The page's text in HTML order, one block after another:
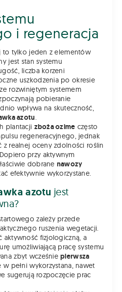
i regeneracja
to tylko jeden z elementów
jest stan systemu
liczba korzeni
uszkodzenia po okresie
rozwiniętym systemem
pobieranie
wpływa na skuteczność,
azotu.
plantacji zboża ozime często
regeneracyjnego, jednak
realnej oceny zdolności roślin
przy aktywnym
dobrane nawozy
efektywnie wykorzystane.
azotu jest
zależy przede
ruszenia wegetacji.
aktywność fizjologiczną, a
umożliwiającą pracę systemu
zbyt wcześniepierwsza
w pełni wykorzystana, nawet
sugerują rozpoczęcie prac